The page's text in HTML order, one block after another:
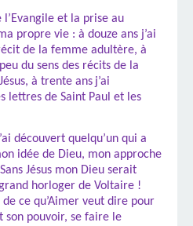
’Evangile et la prise au
propre vie : à douze ans j’ai
de la femme adultère, à
du sens des récits de la
à trente ans j’ai
lettres de Saint Paul et les
’ai découvert quelqu’un qui a
idée de Dieu, mon approche
Jésus mon Dieu serait
horloger de Voltaire !
ce qu’Aimer veut dire pour
son pouvoir, se faire le